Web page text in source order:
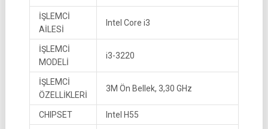
İŞLEMCİ
AİLESİ
Intel Core i3
İŞLEMCİ
MODELİ
i3-3220
İŞLEMCİ
ÖZELLİKLERİ
3M Ön Bellek, 3,30 GHz
CHIPSET Intel H55